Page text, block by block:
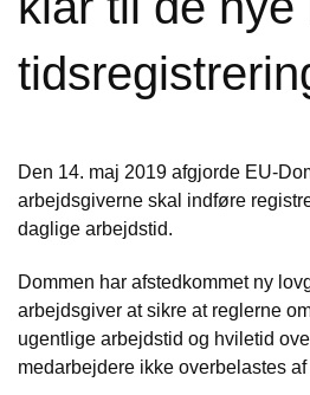
Den 14. maj 2019 afgjorde EU-
arbejdsgiverne skal indføre
daglige arbejdstid.
Dommen har afstedkommet ny
arbejdsgiver at sikre at reglerne
ugentlige arbejdstid og hviletid
medarbejdere ikke overbelastes